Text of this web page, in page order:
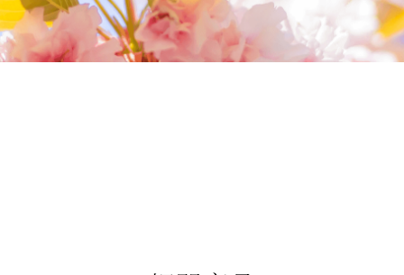
我們相信您值得最好的